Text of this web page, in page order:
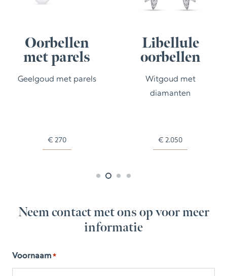
Oorbellen
met parels
Geelgoud met parels
€ 270
Libellule
oorbellen
Witgoud met
diamanten
€ 2.050
Neem contact met ons op voor meer
informatie
Voornaam *